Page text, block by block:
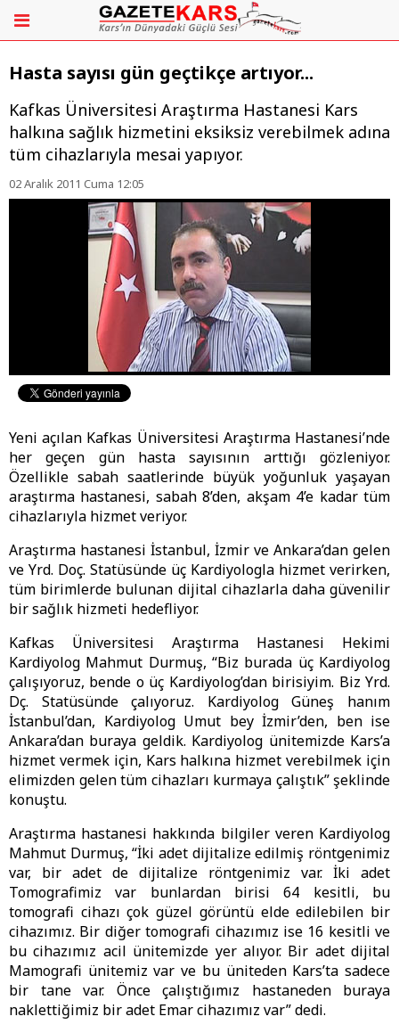
Hasta sayısı gün geçtikçe artıyor...
Kafkas Üniversitesi Araştırma Hastanesi Kars
halkına sağlık hizmetini eksiksiz verebilmek adına
tüm cihazlarıyla mesai yapıyor.
02 Aralık 2011 Cuma 12:05
Yeni açılan Kafkas Üniversitesi Araştırma Hastanesi’nde
her geçen gün hasta sayısının arttığı gözleniyor.
Özellikle sabah saatlerinde büyük yoğunluk yaşayan
araştırma hastanesi, sabah 8’den, akşam 4’e kadar tüm
cihazlarıyla hizmet veriyor.
Araştırma hastanesi İstanbul, İzmir ve Ankara’dan gelen
ve Yrd. Doç. Statüsünde üç Kardiyologla hizmet verirken,
tüm birimlerde bulunan dijital cihazlarla daha güvenilir
bir sağlık hizmeti hedefliyor.
Kafkas Üniversitesi Araştırma Hastanesi Hekimi
Kardiyolog Mahmut Durmuş, “Biz burada üç Kardiyolog
çalışıyoruz, bende o üç Kardiyolog’dan birisiyim. Biz Yrd.
Dç. Statüsünde çalıyoruz. Kardiyolog Güneş hanım
İstanbul’dan, Kardiyolog Umut bey İzmir’den, ben ise
Ankara’dan buraya geldik. Kardiyolog ünitemizde Kars’a
hizmet vermek için, Kars halkına hizmet verebilmek için
elimizden gelen tüm cihazları kurmaya çalıştık” şeklinde
konuştu.
Araştırma hastanesi hakkında bilgiler veren Kardiyolog
Mahmut Durmuş, “İki adet dijitalize edilmiş röntgenimiz
var, bir adet de dijitalize röntgenimiz var. İki adet
Tomografimiz var bunlardan birisi 64 kesitli, bu
tomografi cihazı çok güzel görüntü elde edilebilen bir
cihazımız. Bir diğer tomografi cihazımız ise 16 kesitli ve
bu cihazımız acil ünitemizde yer alıyor. Bir adet dijital
Mamografi ünitemiz var ve bu üniteden Kars’ta sadece
bir tane var. Önce çalıştığımız hastaneden buraya
naklettiğimiz bir adet Emar cihazımız var” dedi.